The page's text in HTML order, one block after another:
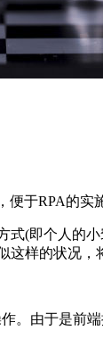
便于RPA的实
(即个人的
这样的状况，
。由于是前